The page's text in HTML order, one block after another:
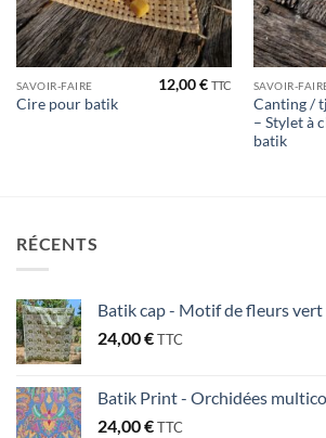
SAVOIR-FAIRE
Cire pour batik
12,00€ TTC SAVOIR-
Canting /
– Stylet à
batik
RÉCENTS
Batik cap - Motif de fleurs
24,00€TTC
Batik Print - Orchidées
24,00€TTC